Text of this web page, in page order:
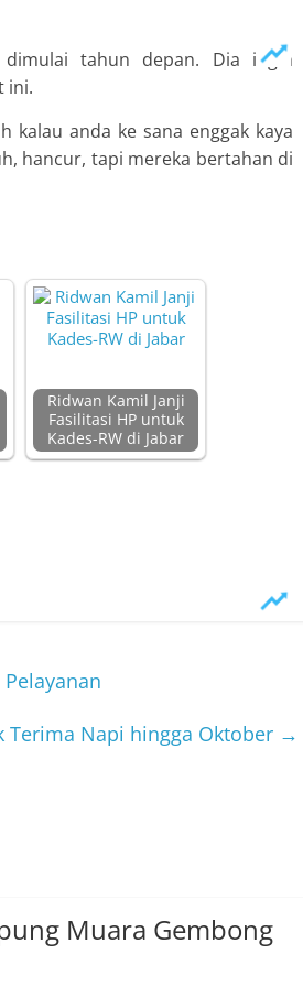
dimulai tahun depan. Dia ingin
ini.
kalau anda ke sana enggak kaya
hancur, tapi mereka bertahan di
Ridwan Kamil Janji
Fasilitasi HP untuk
Kades-RW di Jabar
Terima Napi hingga Oktober →
Muara Gembong